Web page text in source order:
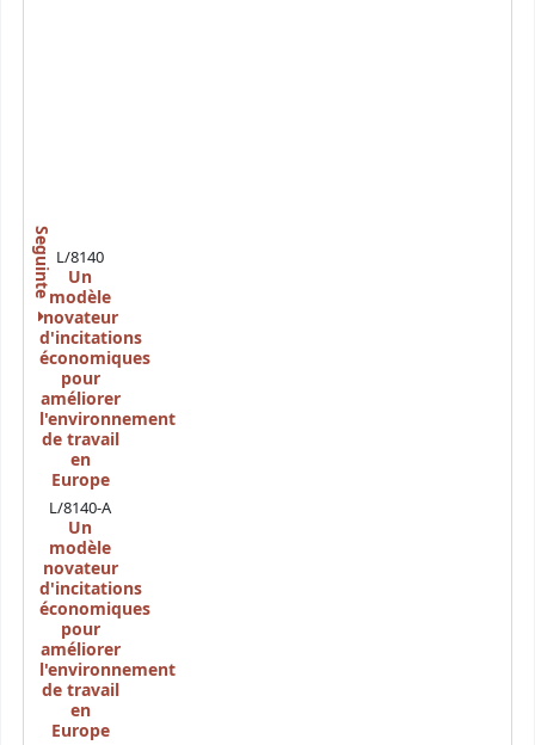
Seguinte L/8140
Un
modèle
novateur
d'incitations
économiques
pour
améliorer
l'environnement
de travail
en
Europe
L/8140-A
Un
modèle
novateur
d'incitations
économiques
pour
améliorer
l'environnement
de travail
en
Europe